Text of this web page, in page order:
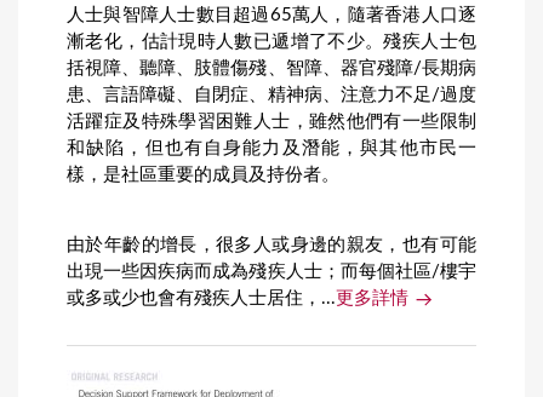
人士與智障人士數目超過65萬人，隨著香港人口逐
漸老化，估計現時人數已遞增了不少。殘疾人士包
括視障、聽障、肢體傷殘、智障、器官殘障/長期病
患、言語障礙、自閉症、精神病、注意力不足/過度
活躍症及特殊學習困難人士，雖然他們有一些限制
和缺陷，但也有自身能力及潛能，與其他市民一
樣，是社區重要的成員及持份者。
由於年齡的增長，很多人或身邊的親友，也有可能
出現一些因疾病而成為殘疾人士；而每個社區/樓宇
或多或少也會有殘疾人士居住，... 更多詳情